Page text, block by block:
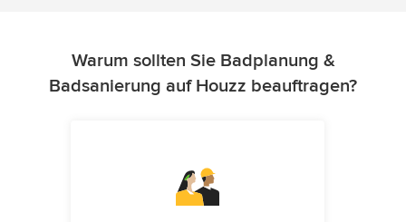
Warum sollten Sie Badplanung &
Badsanierung auf Houzz beauftragen?